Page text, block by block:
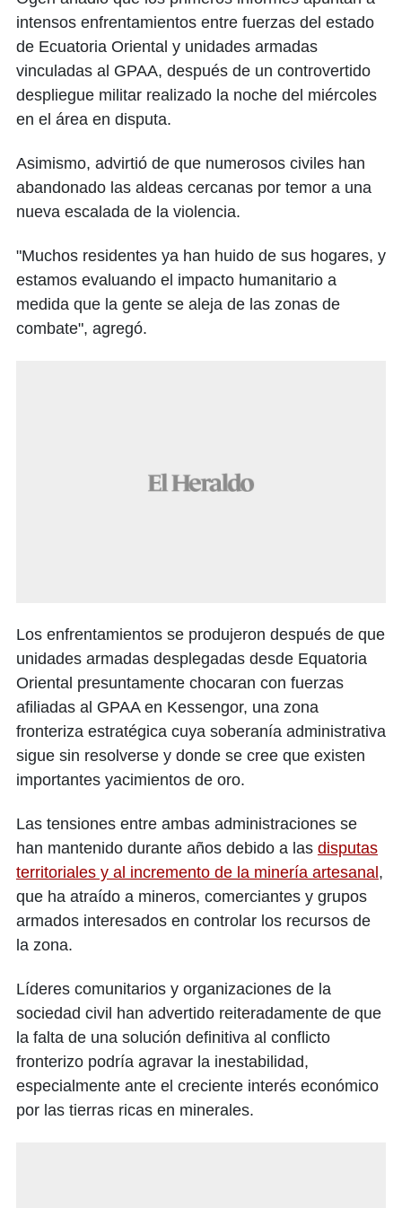
intensos enfrentamientos entre fuerzas del estado
de Ecuatoria Oriental y unidades armadas
vinculadas al GPAA, después de un controvertido
despliegue militar realizado la noche del miércoles
en el área en disputa.
Asimismo, advirtió de que numerosos civiles han
abandonado las aldeas cercanas por temor a una
nueva escalada de la violencia.
"Muchos residentes ya han huido de sus hogares, y
estamos evaluando el impacto humanitario a
medida que la gente se aleja de las zonas de
combate", agregó.
Los enfrentamientos se produjeron después de que
unidades armadas desplegadas desde Equatoria
Oriental presuntamente chocaran con fuerzas
afiliadas al GPAA en Kessengor, una zona
fronteriza estratégica cuya soberanía administrativa
sigue sin resolverse y donde se cree que existen
importantes yacimientos de oro.
Las tensiones entre ambas administraciones se
han mantenido durante años debido a las disputas
territoriales y al incremento de la minería artesanal ,
que ha atraído a mineros, comerciantes y grupos
armados interesados en controlar los recursos de
la zona.
Líderes comunitarios y organizaciones de la
sociedad civil han advertido reiteradamente de que
la falta de una solución definitiva al conflicto
fronterizo podría agravar la inestabilidad,
especialmente ante el creciente interés económico
por las tierras ricas en minerales.